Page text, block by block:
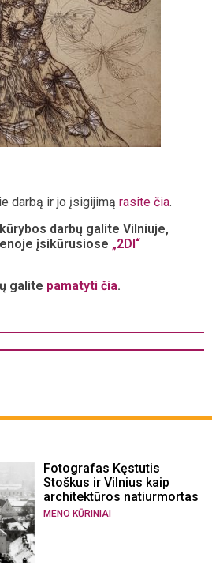
darbą ir jo įsigijimą rasite čia.
darbų galite Vilniuje,
įsikūrusiose „2DI“
galite pamatyti čia.
Fotografas Kęstutis
Stoškus ir Vilnius kaip
architektūros natiurmortas
MENO KŪRINIAI